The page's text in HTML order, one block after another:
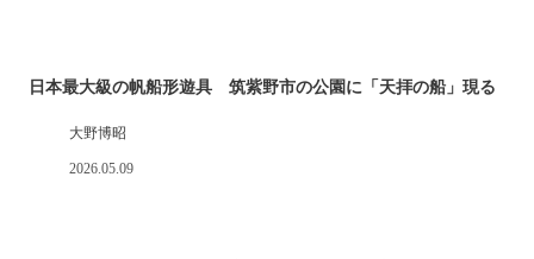
日本最大級の帆船形遊具 筑紫野市の公園に「天拝の船」現る
大野博昭
2026.05.09